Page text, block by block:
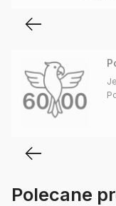
Polecane